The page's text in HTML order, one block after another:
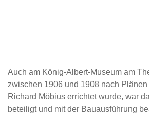
Auch am König-Albert-Museum am
zwischen 1906 und 1908 nach
Richard Möbius errichtet wurde, war
beteiligt und mit der Bauausführung